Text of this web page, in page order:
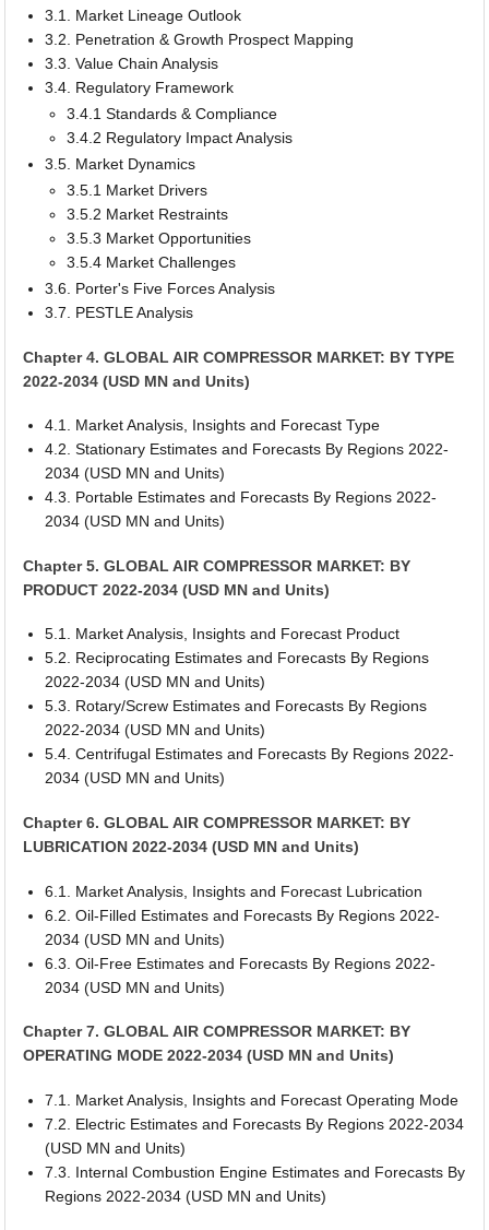
3.1. Market Lineage Outlook
3.2. Penetration & Growth Prospect Mapping
3.3. Value Chain Analysis
3.4. Regulatory Framework
3.4.1 Standards & Compliance
3.4.2 Regulatory Impact Analysis
3.5. Market Dynamics
3.5.1 Market Drivers
3.5.2 Market Restraints
3.5.3 Market Opportunities
3.5.4 Market Challenges
3.6. Porter's Five Forces Analysis
3.7. PESTLE Analysis
Chapter 4. GLOBAL AIR COMPRESSOR MARKET: BY TYPE
2022-2034 (USD MN and Units)
4.1. Market Analysis, Insights and Forecast Type
4.2. Stationary Estimates and Forecasts By Regions 2022-
2034 (USD MN and Units)
4.3. Portable Estimates and Forecasts By Regions 2022-
2034 (USD MN and Units)
Chapter 5. GLOBAL AIR COMPRESSOR MARKET: BY
PRODUCT 2022-2034 (USD MN and Units)
5.1. Market Analysis, Insights and Forecast Product
5.2. Reciprocating Estimates and Forecasts By Regions
2022-2034 (USD MN and Units)
5.3. Rotary/Screw Estimates and Forecasts By Regions
2022-2034 (USD MN and Units)
5.4. Centrifugal Estimates and Forecasts By Regions 2022-
2034 (USD MN and Units)
Chapter 6. GLOBAL AIR COMPRESSOR MARKET: BY
LUBRICATION 2022-2034 (USD MN and Units)
6.1. Market Analysis, Insights and Forecast Lubrication
6.2. Oil-Filled Estimates and Forecasts By Regions 2022-
2034 (USD MN and Units)
6.3. Oil-Free Estimates and Forecasts By Regions 2022-
2034 (USD MN and Units)
Chapter 7. GLOBAL AIR COMPRESSOR MARKET: BY
OPERATING MODE 2022-2034 (USD MN and Units)
7.1. Market Analysis, Insights and Forecast Operating Mode
7.2. Electric Estimates and Forecasts By Regions 2022-2034
(USD MN and Units)
7.3. Internal Combustion Engine Estimates and Forecasts By
Regions 2022-2034 (USD MN and Units)